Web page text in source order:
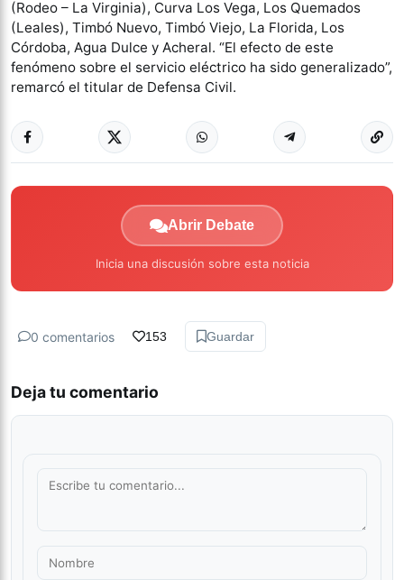
(Rodeo – La Virginia), Curva Los Vega, Los Quemados
(Leales), Timbó Nuevo, Timbó Viejo, La Florida, Los
Córdoba, Agua Dulce y Acheral. “El efecto de este
fenómeno sobre el servicio eléctrico ha sido generalizado”,
remarcó el titular de Defensa Civil.
Abrir Debate
Inicia una discusión sobre esta noticia
0 comentarios 153 Guardar
Deja tu comentario